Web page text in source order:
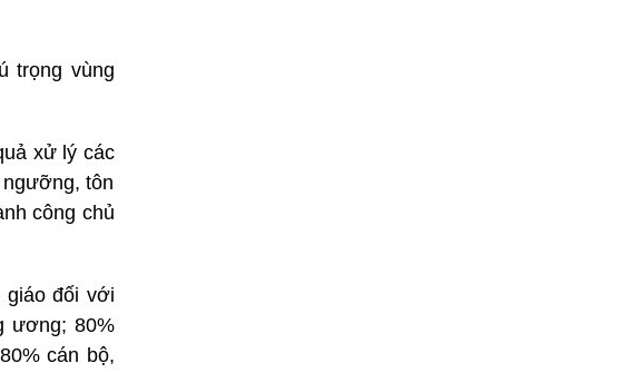
trọng vùng
xử lý các
tôn
công chủ
giáo đối với
ương; 80%
cán bộ,